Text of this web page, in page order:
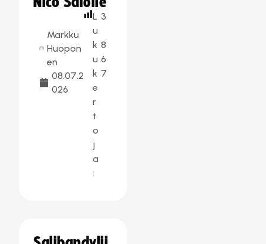
Markku
Huopon
en
08.07.2
026
L
u
k
u
k
e
r
t
o
j
a
:
3
8
6
7